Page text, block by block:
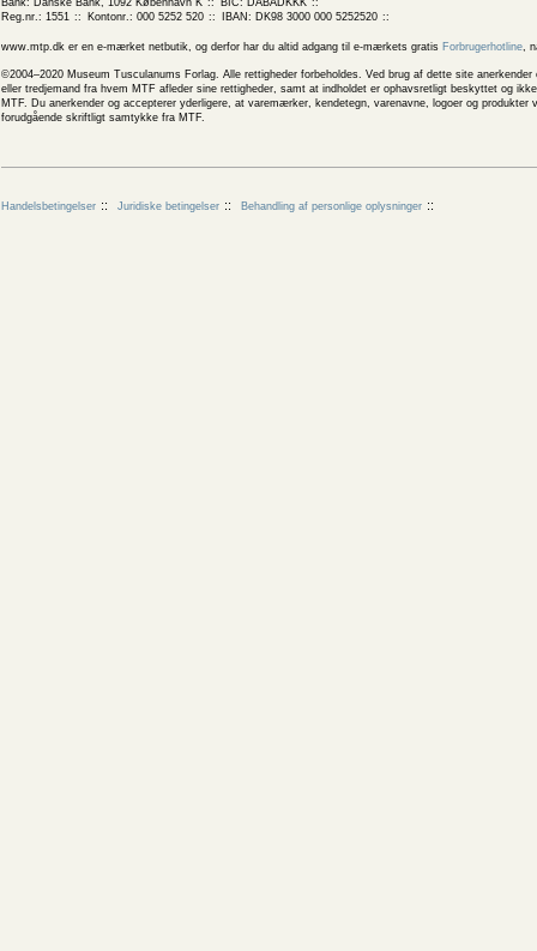
Bank: Danske Bank, 1092 København K
BIC: DABADKKK
Reg.nr.: 1551
Kontonr.: 000 5252 520 IBAN: DK98 3000 000 5252520
www.mtp.dk er en e-mærket netbutik, og derfor har du altid adgang til e-mærkets gratis Forbrugerhotline,
©2004–2020 Museum Tusculanums Forlag. Alle rettigheder forbeholdes. Ved brug af dette site
eller tredjemand fra hvem MTF afleder sine rettigheder, samt at indholdet er ophavsretligt beskyttet og
MTF. Du anerkender og accepterer yderligere, at varemærker, kendetegn, varenavne, logoer og
forudgående skriftligt samtykke fra MTF.
Handelsbetingelser Juridiske betingelser Behandling af personlige oplysninger